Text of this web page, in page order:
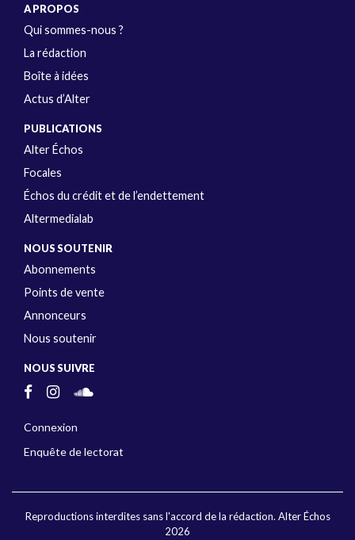
A PROPOS
Qui sommes-nous ?
La rédaction
Boîte à idées
Actus d’Alter
PUBLICATIONS
Alter Échos
Focales
Échos du crédit et de l’endettement
Altermedialab
NOUS SOUTENIR
Abonnements
Points de vente
Annonceurs
Nous soutenir
NOUS SUIVRE
Connexion
Enquête de lectorat
Reproductions interdites sans l'accord de la rédaction. Alter Échos
2026